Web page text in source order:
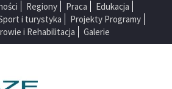
Regiony Praca
Edukacja
i turystyka
Projekty Programy
i Rehabilitacja
Galerie